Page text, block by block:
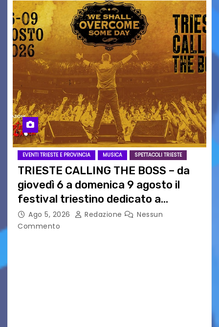
EVENTI TRIESTE E PROVINCIA MUSICA SPETTACOLI TRIESTE
TRIESTE CALLING THE BOSS – da
giovedì 6 a domenica 9 agosto il
festival triestino dedicato a
Springsteen
Ago 5, 2026 Redazione
Nessun
Commento